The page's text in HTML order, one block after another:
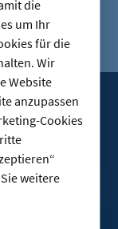
die
um Ihr
für die
Wir
Website
anzupassen
Cookies
weitere
gedacht